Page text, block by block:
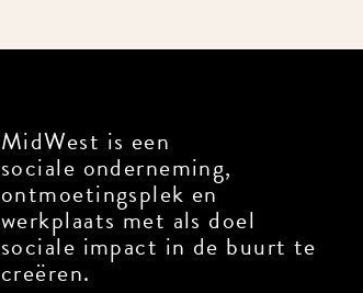
MidWest is een
sociale onderneming,
ontmoetingsplek en
werkplaats met als doel
sociale impact in de buurt te
creëren.